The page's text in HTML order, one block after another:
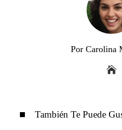
Por Carolina
También Te Puede